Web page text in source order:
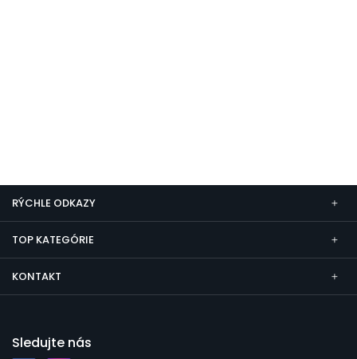
RÝCHLE ODKAZY
TOP KATEGÓRIE
KONTAKT
Sledujte nás